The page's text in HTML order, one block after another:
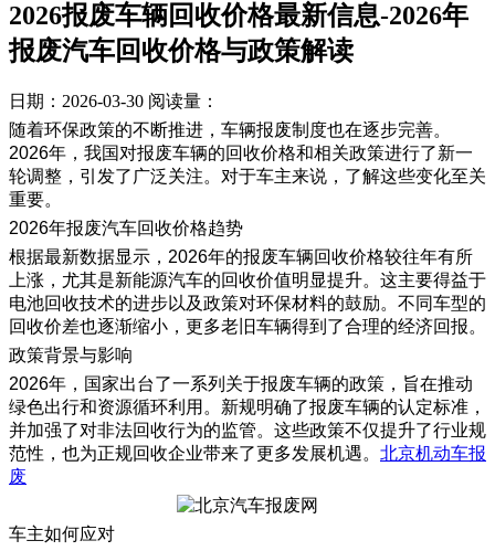
2026报废车辆回收价格最新信息-2026年
报废汽车回收价格与政策解读
日期：2026-03-30 阅读量：
随着环保政策的不断推进，车辆报废制度也在逐步完善。
2026年，我国对报废车辆的回收价格和相关政策进行了新一
轮调整，引发了广泛关注。对于车主来说，了解这些变化至关
重要。
2026年报废汽车回收价格趋势
根据最新数据显示，2026年的报废车辆回收价格较往年有所
上涨，尤其是新能源汽车的回收价值明显提升。这主要得益于
电池回收技术的进步以及政策对环保材料的鼓励。不同车型的
回收价差也逐渐缩小，更多老旧车辆得到了合理的经济回报。
政策背景与影响
2026年，国家出台了一系列关于报废车辆的政策，旨在推动
绿色出行和资源循环利用。新规明确了报废车辆的认定标准，
并加强了对非法回收行为的监管。这些政策不仅提升了行业规
范性，也为正规回收企业带来了更多发展机遇。 北京机动车报
废
车主如何应对